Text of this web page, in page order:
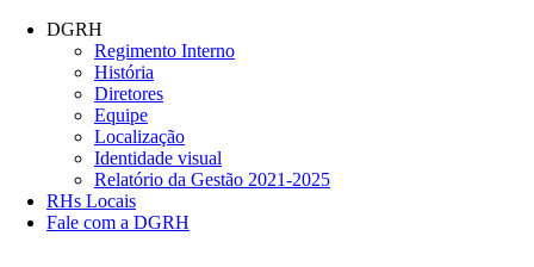
Conteúdo principal
DGRH
Regimento Interno
História
Diretores
Equipe
Localização
Identidade visual
Relatório da Gestão 2021-2025
RHs Locais
Fale com a DGRH